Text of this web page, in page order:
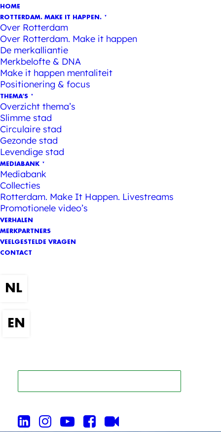
HOME
ROTTERDAM. MAKE IT HAPPEN.
Over Rotterdam
Over Rotterdam. Make it happen
De merkalliantie
Merkbelofte & DNA
Make it happen mentaliteit
Positionering & focus
THEMA’S
Overzicht thema’s
Slimme stad
Circulaire stad
Gezonde stad
Levendige stad
MEDIABANK
Mediabank
Collecties
Rotterdam. Make It Happen. Livestreams
Promotionele video’s
VERHALEN
MERKPARTNERS
VEELGESTELDE VRAGEN
CONTACT